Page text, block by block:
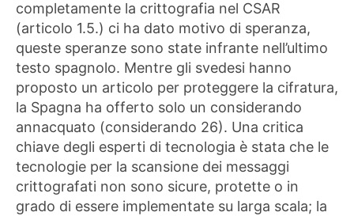
completamente la crittografia nel CSAR
(articolo 1.5.) ci ha dato motivo di speranza,
queste speranze sono state infrante nell’ultimo
testo spagnolo. Mentre gli svedesi hanno
proposto un articolo per proteggere la cifratura,
la Spagna ha offerto solo un considerando
annacquato (considerando 26). Una critica
chiave degli esperti di tecnologia è stata che le
tecnologie per la scansione dei messaggi
crittografati non sono sicure, protette o in
grado di essere implementate su larga scala; la